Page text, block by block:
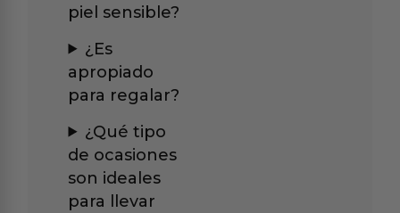
piel sensible?
¿Es
apropiado
para regalar?
¿Qué tipo
de ocasiones
son ideales
para llevar